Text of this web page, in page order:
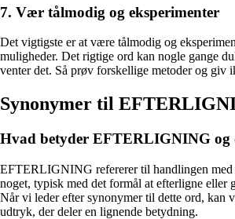
7. Vær tålmodig og eksperimenter
Det vigtigste er at være tålmodig og
muligheder. Det rigtige ord kan nogle gange
venter det. Så prøv forskellige metoder og giv
Synonymer til
Hvad betyder EFTERLIGNING og
EFTERLIGNING refererer til handlingen med
noget, typisk med det formål at efterligne eller
Når vi leder efter synonymer til dette ord, kan
udtryk, der deler en lignende betydning.